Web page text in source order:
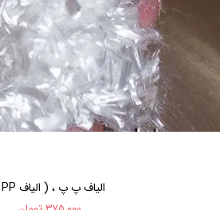
الیاف پ پ ، ( الیاف PP )